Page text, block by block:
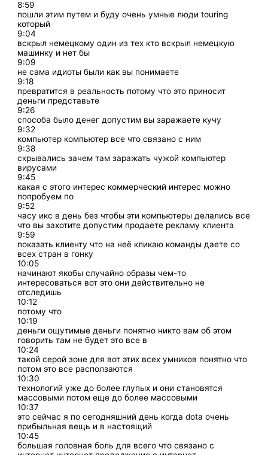
8:59
пошли этим путем и буду очень умные люди touring
который
9:04
вскрыл немецкому один из тех кто вскрыл немецкую
машинку и нет бы
9:09
не сама идиоты были как вы понимаете
9:18
превратится в реальность потому что это приносит
деньги представьте
9:26
способа было денег допустим вы заражаете кучу
9:32
компьютер компьютер все что связано с ним
9:38
скрывались зачем там заражать чужой компьютер
вирусами
9:45
какая с этого интерес коммерческий интерес можно
попробуем по
9:52
часу икс в день без чтобы эти компьютеры делались все
что вы захотите допустим продаете рекламу клиента
9:59
показать клиенту что на неё кликаю команды даете со
всех стран в гонку
10:05
начинают якобы случайно образы чем-то
интересоваться вот это они действительно не
отследишь
10:12
потому что
10:19
деньги ощутимые деньги понятно никто вам об этом
говорить там не будет это все в
10:24
такой серой зоне для вот этих всех умников понятно что
потом это все расползаются
10:30
технологий уже до более глупых и они становятся
массовыми потом еще до более массовыми
10:37
это сейчас я по сегодняшний день когда dota очень
прибыльная вещь и в настоящий
10:45
большая головная боль для всего что связано с